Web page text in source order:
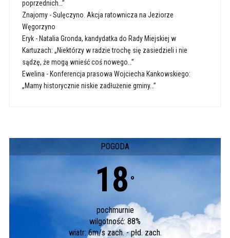
poprzednich…”
Znajomy-Sulęczyno. Akcja ratownicza na Jeziorze
Węgorzyno
Eryk- Natalia Gronda, kandydatka do Rady Miejskiej w
Kartuzach: „Niektórzy w radzie trochę się zasiedzieli i nie
sądzę, że mogą wnieść coś nowego…”
Ewelina - Konferencja prasowa Wojciecha Kankowskiego:
„Mamy historycznie niskie zadłużenie gminy…”
POGODA
18 °
pochmurnie
wilgotność: 88%
wiatr: 6m/s zach. - płd. zach.